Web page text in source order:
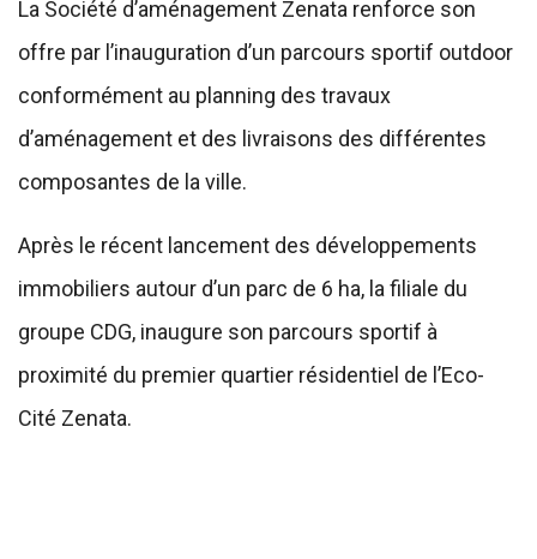
La Société d’aménagement Zenata renforce son
offre par l’inauguration d’un parcours sportif outdoor
conformément au planning des travaux
d’aménagement et des livraisons des différentes
composantes de la ville.
Après le récent lancement des développements
immobiliers autour d’un parc de 6 ha, la filiale du
groupe CDG, inaugure son parcours sportif à
proximité du premier quartier résidentiel de l’Eco-
Cité Zenata.